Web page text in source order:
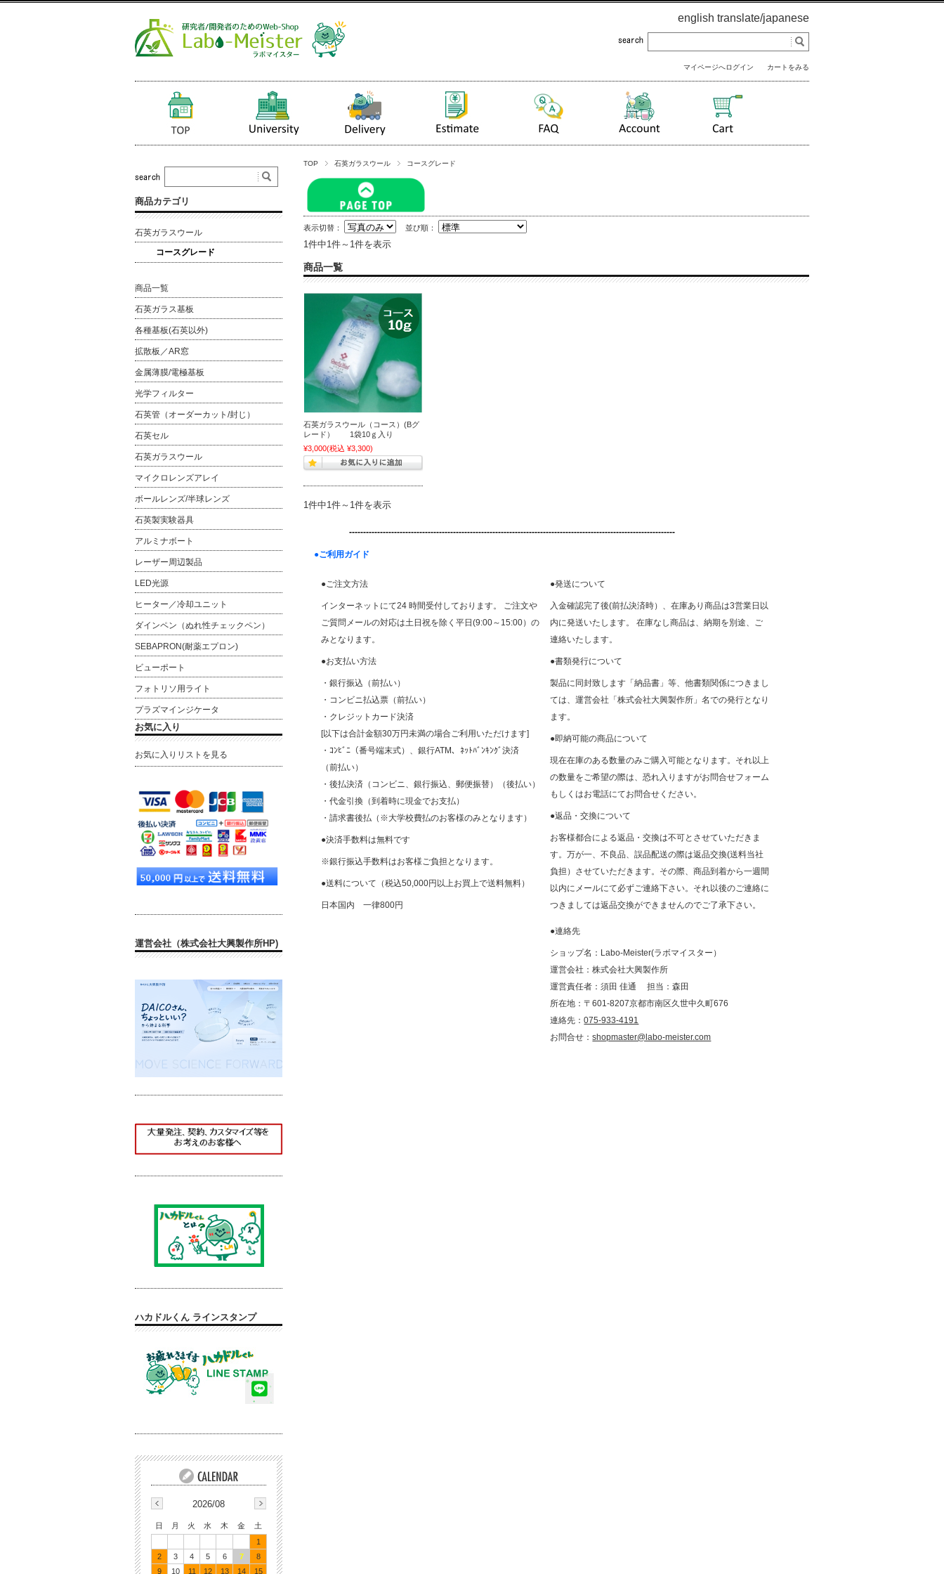
english translate/japanese
マイページへログイン カートをみる
TOP 石英ガラスウール コースグレード
表示切替： 並び順：
1件中1件～1件を表示
商品一覧
石英ガラスウール（コース）(Bグ
レード） 1袋10ｇ入り
¥3,000(税込 ¥3,300)
1件中1件～1件を表示
--------------------------------------------------------------------------------------------------------------------
●ご利用ガイド
●ご注文方法
インターネットにて24 時間受付しております。 ご注文や
ご質問メールの対応は土日祝を除く平日(9:00～15:00）の
みとなります。
●お支払い方法
・銀行振込（前払い）
・コンビニ払込票（前払い）
・クレジットカード決済
[以下は合計金額30万円未満の場合ご利用いただけます]
・ｺﾝﾋﾞﾆ（番号端末式）、銀行ATM、ﾈｯﾄﾊﾞﾝｷﾝｸﾞ決済
（前払い）
・後払決済（コンビニ、銀行振込、郵便振替）（後払い）
・代金引換（到着時に現金でお支払）
・請求書後払（※大学校費払のお客様のみとなります）
●決済手数料は無料です
※銀行振込手数料はお客様ご負担となります。
●送料について（税込50,000円以上お買上で送料無料）
日本国内 一律800円
●発送について
入金確認完了後(前払決済時）、在庫あり商品は3営業日以
内に発送いたします。 在庫なし商品は、納期を別途、ご
連絡いたします。
●書類発行について
製品に同封致します「納品書」等、他書類関係につきまし
ては、運営会社「株式会社大興製作所」名での発行となり
ます。
●即納可能の商品について
現在在庫のある数量のみご購入可能となります。それ以上
の数量をご希望の際は、恐れ入りますがお問合せフォーム
もしくはお電話にてお問合せください。
●返品・交換について
お客様都合による返品・交換は不可とさせていただきま
す。万が一、不良品、誤品配送の際は返品交換(送料当社
負担）させていただきます。その際、商品到着から一週間
以内にメールにて必ずご連絡下さい。それ以後のご連絡に
つきましては返品交換ができませんのでご了承下さい。
●連絡先
ショップ名：Labo-Meister(ラボマイスター）
運営会社：株式会社大興製作所
運営責任者：須田 佳通 担当：森田
所在地：〒601-8207京都市南区久世中久町676
連絡先：075-933-4191
お問合せ：shopmaster@labo-meister.com
商品カテゴリ
石英ガラスウール
コースグレード
商品一覧
石英ガラス基板
各種基板(石英以外)
拡散板／AR窓
金属薄膜/電極基板
光学フィルター
石英管（オーダーカット/封じ）
石英セル
石英ガラスウール
マイクロレンズアレイ
ボールレンズ/半球レンズ
石英製実験器具
アルミナボート
レーザー周辺製品
LED光源
ヒーター／冷却ユニット
ダインペン（ぬれ性チェックペン）
SEBAPRON(耐薬エプロン)
ビューポート
フォトリソ用ライト
プラズマインジケータ
お気に入り
お気に入りリストを見る
運営会社（株式会社大興製作所HP)
ハカドルくん ラインスタンプ
2026/08
日 月 火 水 木 金
土
1
2
3 4 5 6 7
8
9
10 11 12 13 14 15